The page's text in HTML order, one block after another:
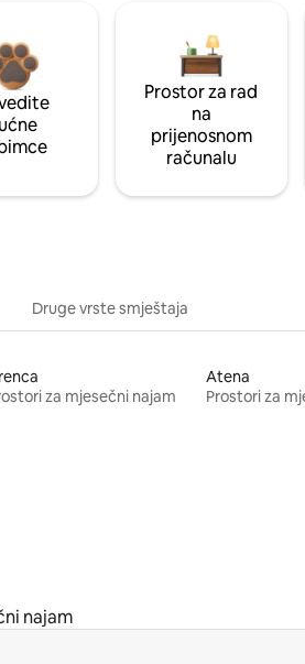
Prostor za rad
na
prijenosnom
računalu
Druge vrste smještaja
za mjesečni najam
Atena
Prostori za
najam